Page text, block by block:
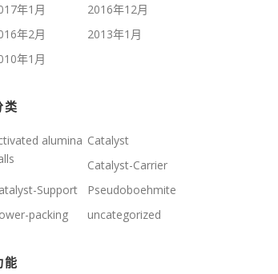
年1月
2016年12月
年2月
2013年1月
年1月
类
alumina Catalyst
Catalyst-Carrier
Support
Pseudoboehmite
packing
uncategorized
能